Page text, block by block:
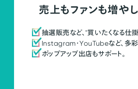
売上もファンも増や
抽選販売など、"買いたくなる仕
Instagram・YouTubeなど、多彩
ポップアップ出店もサポート。